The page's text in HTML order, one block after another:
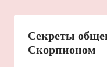
Секреты
Скорпионом